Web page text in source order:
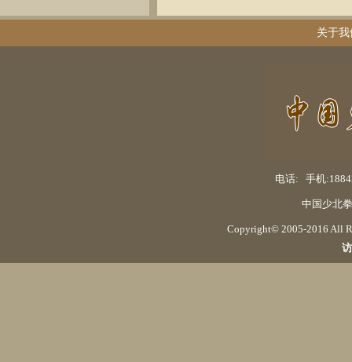
关于我
电话: 手机
中国少北
Copyright© 2005-2016 All